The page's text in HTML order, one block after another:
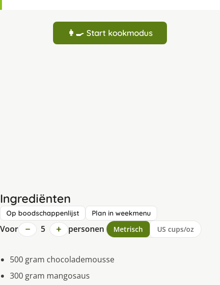
👩‍🍳 Start kookmodus
Ingrediënten
Op boodschappenlijst Plan in weekmenu
Voor − 5 + personen Metrisch US cups/oz
500 gram chocolademousse
300 gram mangosaus